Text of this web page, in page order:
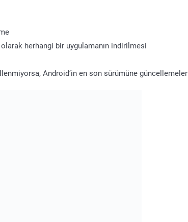
olarak herhangi bir uygulamanın indirilmesi
Android’in en son sürümüne güncellemeler